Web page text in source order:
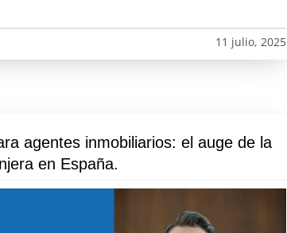
11 julio, 2025
agentes inmobiliarios: el auge de la
en España.